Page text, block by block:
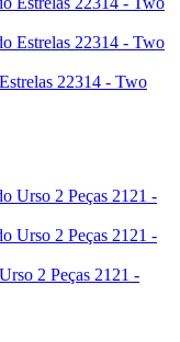
22314 - Two
2 Peças 2121 -